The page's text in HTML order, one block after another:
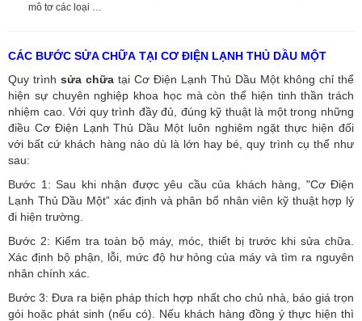
mô tơ các loại …
CÁC BƯỚC SỬA CHỮA TẠI CƠ ĐIỆN LẠNH THỦ DẦU MỘT
Quy trình sửa chữa tại Cơ Điện Lạnh Thủ Dầu Một không chỉ thể
hiện sự chuyên nghiệp khoa học mà còn thể hiện tinh thần trách
nhiệm cao. Với quy trình đầy đủ, đúng kỹ thuật là một trong những
điều Cơ Điện Lạnh Thủ Dầu Một luôn nghiêm ngặt thực hiện đối
với bất cứ khách hàng nào dù là lớn hay bé, quy trình cụ thể như
sau:
Bước 1: Sau khi nhận được yêu cầu của khách hàng, "Cơ Điện
Lạnh Thủ Dầu Một” xác định và phân bổ nhân viên kỹ thuật hợp lý
đi hiện trường.
Bước 2: Kiểm tra toàn bộ máy, móc, thiết bị trước khi sửa chữa.
Xác định bộ phận, lỗi, mức độ hư hỏng của máy và tìm ra nguyên
nhân chính xác.
Bước 3: Đưa ra biện pháp thích hợp nhất cho chủ nhà, báo giá trọn
gói hoặc phát sinh (nếu có). Nếu khách hàng đồng ý thực hiện thì